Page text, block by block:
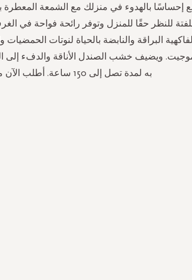
إحساسًا بالهدوء في منزلك مع الشمعة المعطرة
للنظر حقًا للمنزل وتوفر رائحة فواحة في
البراقة والنابضة بالحياة لنوتات الحمضيات
ويضيف خشب الصندل الأناقة والدفء إلى
به لمدة تصل إلى 150 ساعة. أطلب الآن من المتجر الإلكتروني الرسمي.